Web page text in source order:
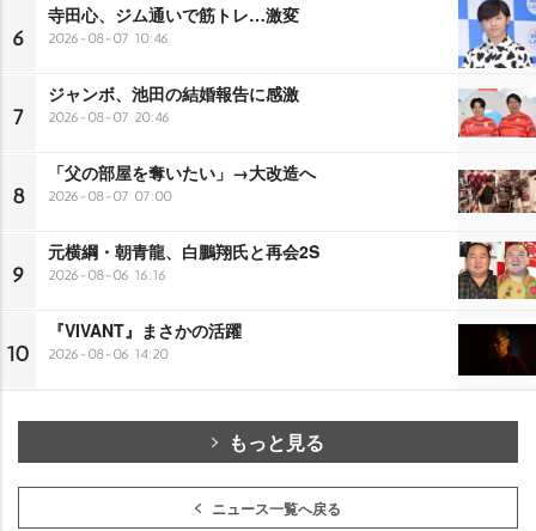
6
寺田心、ジム通いで筋トレ…激変
2026-08-07 10:46
7
ジャンボ、池田の結婚報告に感激
2026-08-07 20:46
8
「父の部屋を奪いたい」→大改造へ
2026-08-07 07:00
9
元横綱・朝青龍、白鵬翔氏と再会2S
2026-08-06 16:16
10
『VIVANT』まさかの活躍
2026-08-06 14:20
もっと見る
ニュース一覧へ戻る